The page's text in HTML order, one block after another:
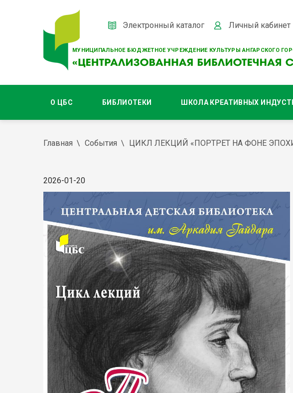
МУНИЦИПАЛЬНОЕ БЮДЖЕТНОЕ УЧРЕЖДЕНИЕ КУЛЬТУРЫ АНГАРСКОГО
Электронный каталог Личный кабинет
О ЦБС БИБЛИОТЕКИ ШКОЛА КРЕАТИВНЫХ
Главная События ЦИКЛ ЛЕКЦИЙ «ПОРТРЕТ НА ФОНЕ
2026-01-20